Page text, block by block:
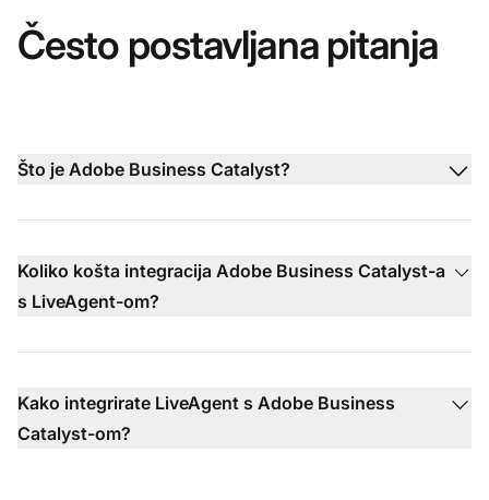
Često postavljana pitanja
Što je Adobe Business Catalyst?
Koliko košta integracija Adobe Business Catalyst-a
s LiveAgent-om?
Kako integrirate LiveAgent s Adobe Business
Catalyst-om?